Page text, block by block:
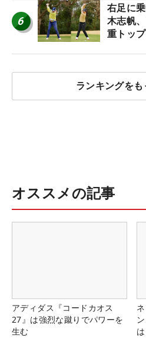
6
右足に
木志帆
重トッ
ランキングをも
オススメの記事
アディダス『コードカオス
27』は強烈な蹴りでパワーを
生む